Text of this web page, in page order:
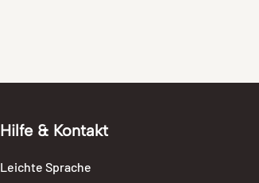
Hilfe & Kontakt
Leichte Sprache